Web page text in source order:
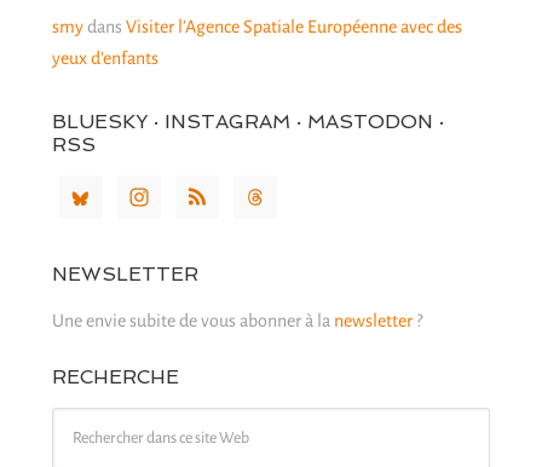
smydans Visiter l’Agence Spatiale Européenne avec des
yeux d’enfants
BLUESKY · INSTAGRAM · MASTODON ·
RSS
NEWSLETTER
Une envie subite de vous abonner à la newsletter?
RECHERCHE